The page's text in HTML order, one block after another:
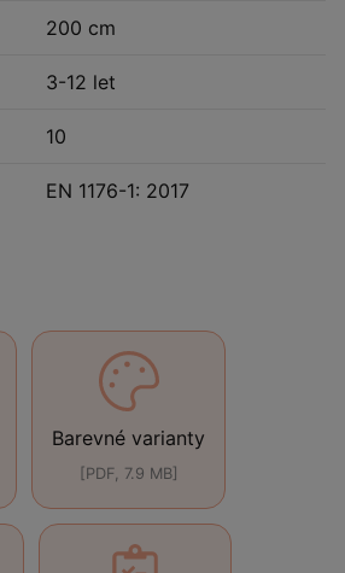
200 cm
3-12 let
10
EN 1176-1: 2017
Barevné varianty
[PDF, 7.9 MB]